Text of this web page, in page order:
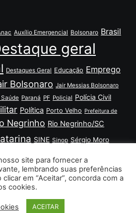
Auxílio Emergencial Bolsonaro Brasil
geral
Destaques Geral Educação Emprego
Bolsonaro Jair Messias Bolsonaro
Paraná PF Policial Polícia Civil
Política Porto Velho Prefeitura de
Negrinho Rio Negrinho/SC
SINE Sinop Sérgio Moro
Vilhena - RO
site para fornecer a
lembrando suas preferências
em “Aceitar”, concorda com a
cookies.
ACEITAR